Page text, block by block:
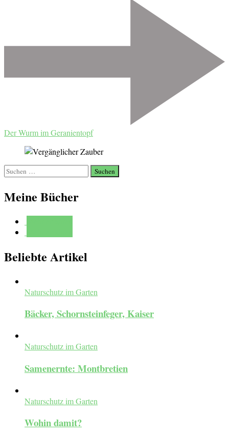
Der Wurm im Geranientopf
Suchen
nach:
Meine Bücher
Beliebte Artikel
Naturschutz im Garten
Bäcker, Schornsteinfeger, Kaiser
Naturschutz im Garten
Samenernte: Montbretien
Naturschutz im Garten
Wohin damit?